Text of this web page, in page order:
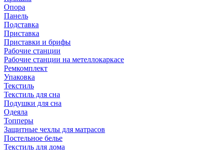
Опора
Панель
Подставка
Приставка
Приставки и брифы
Рабочие станции
Рабочие станции на метеллокаркасе
Ремкомплект
Упаковка
Текстиль
Текстиль для сна
Подушки для сна
Одеяла
Топперы
Защитные чехлы для матрасов
Постельное белье
Текстиль для дома